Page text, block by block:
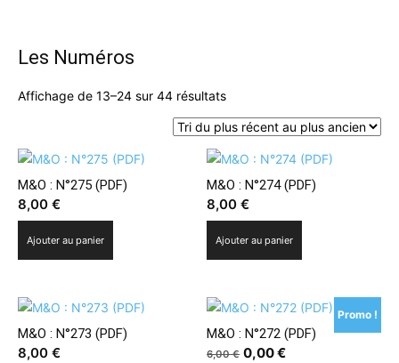
Les Numéros
Affichage de 13–24 sur 44 résultatsTrié
plus
récent
plus
ancien
M&O : N°275 (PDF)
8,00 €
Ajouter au panier
M&O : N°274 (PDF)
8,00€
Ajouter au panier
M&O : N°273 (PDF)
8,00 €
Promo !
M&O : N°272 (PDF)
6,00€ Le
0,00€Le